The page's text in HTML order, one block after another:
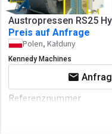
Austropressen RS25
Preis auf Anfrage
Polen, Kałduny
Kennedy Machines
Referenznummer